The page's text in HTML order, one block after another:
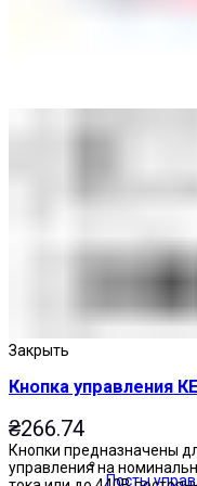
Посты
Закрыть
Кнопка управления
₴266.74
Кнопки предназначены
управления на